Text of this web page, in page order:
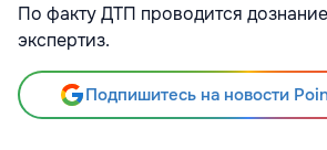
По факту ДТП проводится
экспертиз.
Подпишитесь на новости